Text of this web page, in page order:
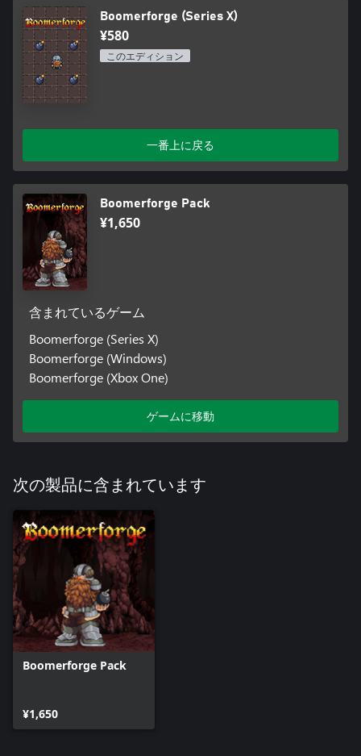
Boomerforge (Series X)
¥580
このエディション
一番上に戻る
Boomerforge Pack
¥1,650
含まれているゲーム
Boomerforge (Series X)
Boomerforge (Windows)
Boomerforge (Xbox One)
ゲームに移動
次の製品に含まれています
Boomerforge Pack
¥1,650